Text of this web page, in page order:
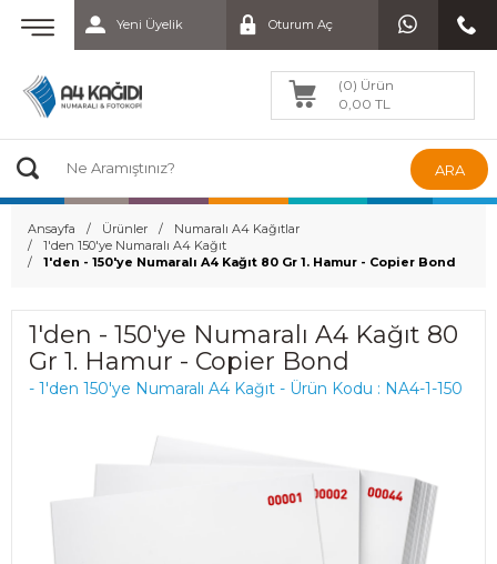
Yeni Üyelik Oturum Aç
(0) Ürün
0,00 TL
ARA
Ansayfa Ürünler
Numaralı A4 Kağıtlar
1'den 150'ye Numaralı A4 Kağıt
1'den - 150'ye Numaralı A4 Kağıt 80 Gr 1. Hamur - Copier Bond
1'den - 150'ye Numaralı A4 Kağıt 80
Gr 1. Hamur - Copier Bond
- 1'den 150'ye Numaralı A4 Kağıt - Ürün Kodu : NA4-1-150